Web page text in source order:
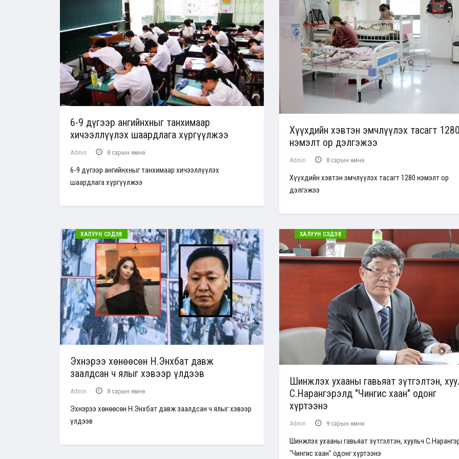
6-9 дүгээр ангийнхныг танхимаар
хичээллүүлэх шаардлага хүргүүлжээ
Admin 8 сарын өмнө
6-9 дүгээр ангийнхныг танхимаар хичээллүүлэх
шаардлага хүргүүлжээ
Хүүхдийн хэвтэн эмчлүүлэх тасагт
нэмэлт ор дэлгэжээ
Admin 8 сарын өмнө
Хүүхдийн хэвтэн эмчлүүлэх тасагт 1280 нэмэлт ор
дэлгэжээ
ХАЛУУН СЭДЭВ
Эхнэрээ хөнөөсөн Н.Энхбат давж
заалдсан ч ялыг хэвээр үлдээв
Admin 8 сарын өмнө
Эхнэрээ хөнөөсөн Н.Энхбат давж заалдсан ч ялыг хэвээр
үлдээв
ХАЛУУН СЭДЭВ
Шинжлэх ухааны гавьяат зүтгэлтэн,
С.Нарангэрэлд "Чингис хаан" одонг
хүртээнэ
Admin 9 сарын өмнө
Шинжлэх ухааны гавьяат зүтгэлтэн, хуульч
"Чингис хаан" одонг хүртээнэ